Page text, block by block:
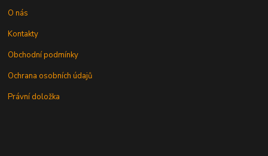
O nás
Kontakty
Obchodní podmínky
Ochrana osobních údajů
Právní doložka